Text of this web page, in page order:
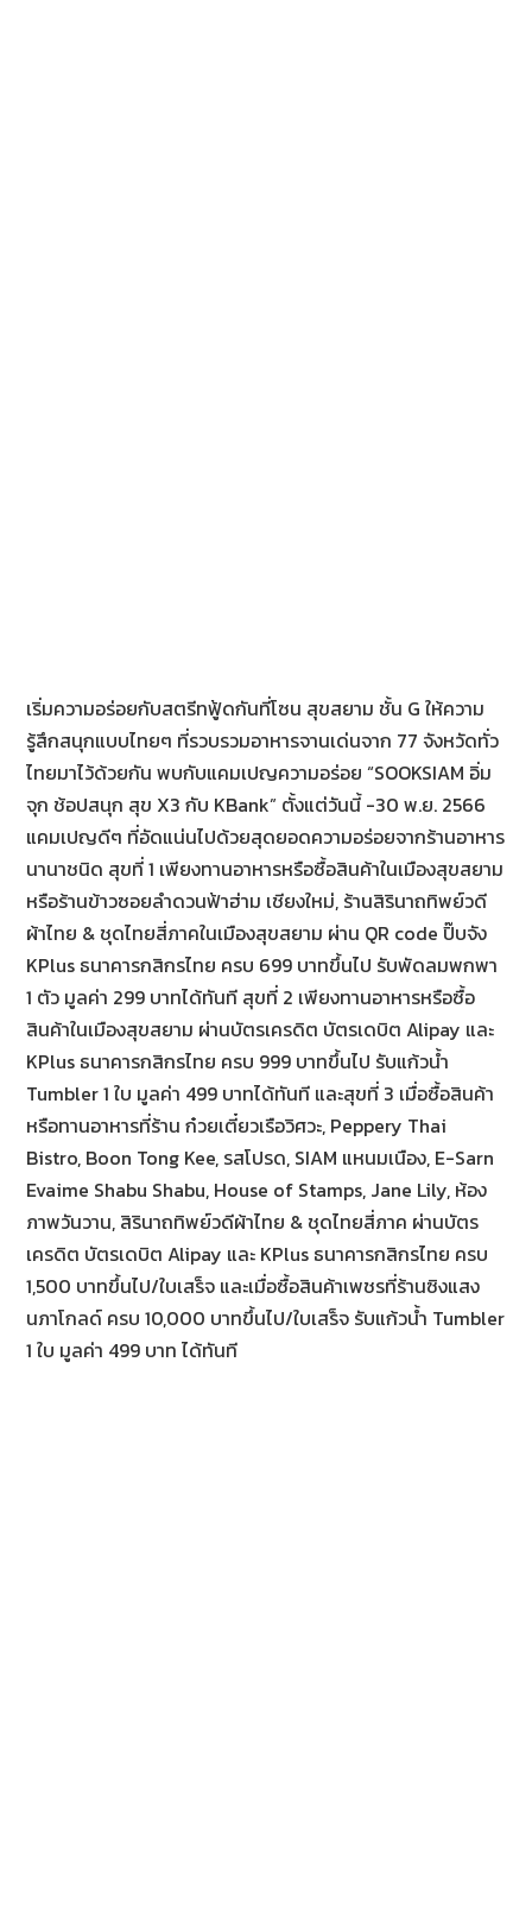
เริ่มความอร่อยกับสตรีทฟู้ดกันที่โซน สุขสยาม ชั้น G ให้ความ
รู้สึกสนุกแบบไทยๆ ที่รวบรวมอาหารจานเด่นจาก 77 จังหวัดทั่ว
ไทยมาไว้ด้วยกัน พบกับแคมเปญความอร่อย “SOOKSIAM อิ่ม
จุก ช้อปสนุก สุข X3 กับ KBank” ตั้งแต่วันนี้ -30 พ.ย. 2566
แคมเปญดีๆ ที่อัดแน่นไปด้วยสุดยอดความอร่อยจากร้านอาหาร
นานาชนิด สุขที่ 1 เพียงทานอาหารหรือซื้อสินค้าในเมืองสุขสยาม
หรือร้านข้าวซอยลำดวนฟ้าฮ่าม เชียงใหม่, ร้านสิรินาถทิพย์วดี
ผ้าไทย & ชุดไทยสี่ภาคในเมืองสุขสยาม ผ่าน QR code ปิ๊บจัง
KPlus ธนาคารกสิกรไทย ครบ 699 บาทขึ้นไป รับพัดลมพกพา
1 ตัว มูลค่า 299 บาทได้ทันที สุขที่ 2 เพียงทานอาหารหรือซื้อ
สินค้าในเมืองสุขสยาม ผ่านบัตรเครดิต บัตรเดบิต Alipay และ
KPlus ธนาคารกสิกรไทย ครบ 999 บาทขึ้นไป รับแก้วน้ำ
Tumbler 1 ใบ มูลค่า 499 บาทได้ทันที และสุขที่ 3 เมื่อซื้อสินค้า
หรือทานอาหารที่ร้าน ก๋วยเตี๋ยวเรือวิศวะ, Peppery Thai
Bistro, Boon Tong Kee, รสโปรด, SIAM แหนมเนือง, E-Sarn
Evaime Shabu Shabu, House of Stamps, Jane Lily, ห้อง
ภาพวันวาน, สิรินาถทิพย์วดีผ้าไทย & ชุดไทยสี่ภาค ผ่านบัตร
เครดิต บัตรเดบิต Alipay และ KPlus ธนาคารกสิกรไทย ครบ
1,500 บาทขึ้นไป/ใบเสร็จ และเมื่อซื้อสินค้าเพชรที่ร้านซิงแสง
นภาโกลด์ ครบ 10,000 บาทขึ้นไป/ใบเสร็จ รับแก้วน้ำ Tumbler
1 ใบ มูลค่า 499 บาท ได้ทันที